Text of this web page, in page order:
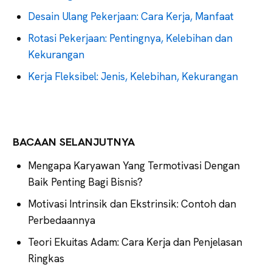
Desain Ulang Pekerjaan: Cara Kerja, Manfaat
Rotasi Pekerjaan: Pentingnya, Kelebihan dan
Kekurangan
Kerja Fleksibel: Jenis, Kelebihan, Kekurangan
BACAAN SELANJUTNYA
Mengapa Karyawan Yang Termotivasi Dengan
Baik Penting Bagi Bisnis?
Motivasi Intrinsik dan Ekstrinsik: Contoh dan
Perbedaannya
Teori Ekuitas Adam: Cara Kerja dan Penjelasan
Ringkas